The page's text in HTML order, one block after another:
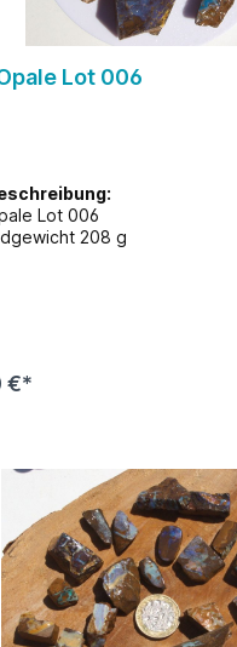
Roh-Opale Lot 006
Lot 006
208 g
€*